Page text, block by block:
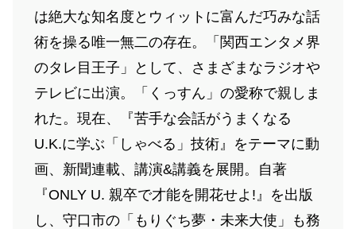
は絶大な知名度とウィットに富んだ巧みな話
術を操る唯一無二の存在。「関西エンタメ界
のタレ目王子」として、さまざまなラジオや
テレビに出演。「くっすん」の愛称で親しま
れた。現在、『苦手な会話がうまくなる
U.K.に学ぶ「しゃべる」技術』をテーマに動
画、新聞連載、講演&講義を展開。自著
『ONLY U. 親卒で才能を開花せよ!』を出版
し、守口市の「もりぐち夢・未来大使」も務